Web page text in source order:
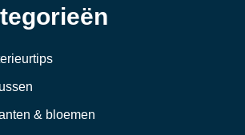
& bloemen